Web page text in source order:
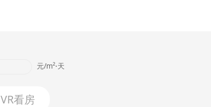
元/m²⋅天
VR看房